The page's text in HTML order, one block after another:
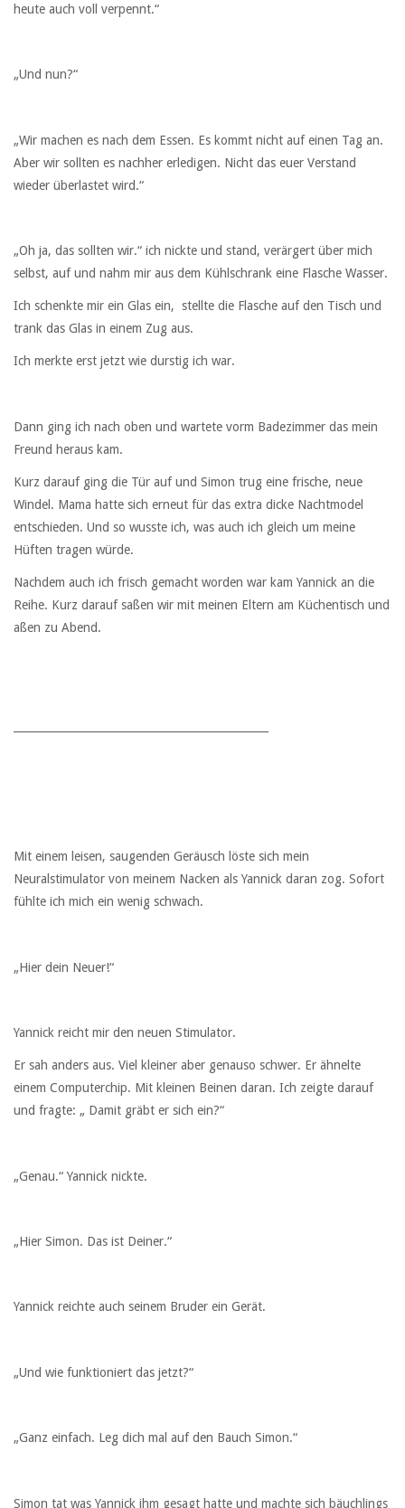
heute auch voll verpennt.“
„Und nun?“
„Wir machen es nach dem Essen. Es kommt nicht auf einen Tag an.
Aber wir sollten es nachher erledigen. Nicht das euer Verstand
wieder überlastet wird.“
„Oh ja, das sollten wir.“ ich nickte und stand, verärgert über mich
selbst, auf und nahm mir aus dem Kühlschrank eine Flasche Wasser.
Ich schenkte mir ein Glas ein, stellte die Flasche auf den Tisch und
trank das Glas in einem Zug aus.
Ich merkte erst jetzt wie durstig ich war.
Dann ging ich nach oben und wartete vorm Badezimmer das mein
Freund heraus kam.
Kurz darauf ging die Tür auf und Simon trug eine frische, neue
Windel. Mama hatte sich erneut für das extra dicke Nachtmodel
entschieden. Und so wusste ich, was auch ich gleich um meine
Hüften tragen würde.
Nachdem auch ich frisch gemacht worden war kam Yannick an die
Reihe. Kurz darauf saßen wir mit meinen Eltern am Küchentisch und
aßen zu Abend.
Mit einem leisen, saugenden Geräusch löste sich mein
Neuralstimulator von meinem Nacken als Yannick daran zog. Sofort
fühlte ich mich ein wenig schwach.
„Hier dein Neuer!“
Yannick reicht mir den neuen Stimulator.
Er sah anders aus. Viel kleiner aber genauso schwer. Er ähnelte
einem Computerchip. Mit kleinen Beinen daran. Ich zeigte darauf
und fragte: „ Damit gräbt er sich ein?“
„Genau.“ Yannick nickte.
„Hier Simon. Das ist Deiner.“
Yannick reichte auch seinem Bruder ein Gerät.
„Und wie funktioniert das jetzt?“
„Ganz einfach. Leg dich mal auf den Bauch Simon.“
Simon tat was Yannick ihm gesagt hatte und machte sich bäuchlings